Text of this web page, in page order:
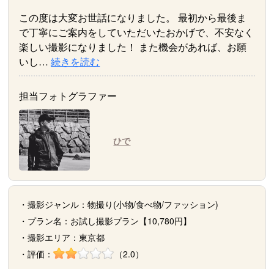
この度は大変お世話になりました。 最初から最後ま
で丁寧にご案内をしていただいたおかげで、不安なく
楽しい撮影になりました！ また機会があれば、お願
いし…続きを読む
担当フォトグラファー
ひで
・撮影ジャンル：物撮り(小物/食べ物/ファッション)
・プラン名：お試し撮影プラン【10,780円】
・撮影エリア：東京都
・評価：
（2.0）